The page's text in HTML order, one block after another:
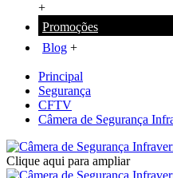
+
Promoções
Blog +
Principal
Segurança
CFTV
Câmera de Segurança
Clique aqui para ampliar